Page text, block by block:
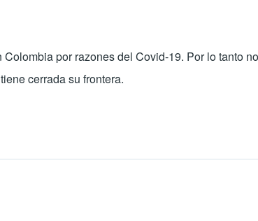
por razones del Covid-19. Por lo tanto
cerrada su frontera.